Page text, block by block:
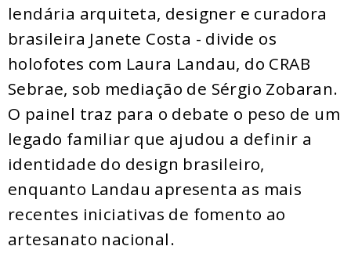
lendária arquiteta, designer e curadora
brasileira Janete Costa - divide os
holofotes com Laura Landau, do CRAB
Sebrae, sob mediação de Sérgio Zobaran.
O painel traz para o debate o peso de um
legado familiar que ajudou a definir a
identidade do design brasileiro,
enquanto Landau apresenta as mais
recentes iniciativas de fomento ao
artesanato nacional.